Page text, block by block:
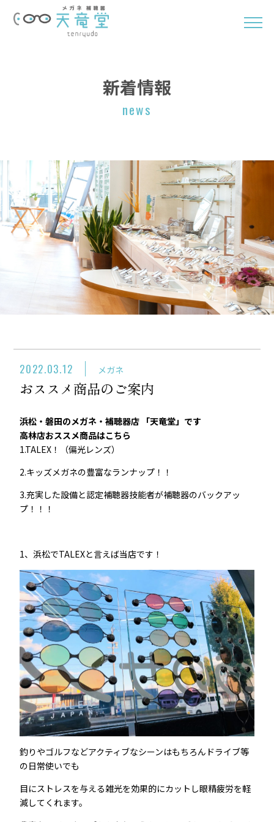
新着情報
news
2022.03.12 メガネ
おススメ商品のご案内
浜松・磐田のメガネ・補聴器店 「天竜堂」です
高林店おススメ商品はこちら
1.TALEX！（偏光レンズ）
2.キッズメガネの豊富なランナップ！！
3.充実した設備と認定補聴器技能者が補聴器のバックアッ
プ！！！
1、浜松でTALEXと言えば当店です！
釣りやゴルフなどアクティブなシーンはもちろんドライブ等
の日常使いでも
目にストレスを与える雑光を効果的にカットし眼精疲労を軽
減してくれます。